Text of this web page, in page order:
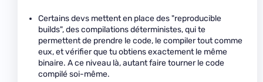
Certains devs mettent en place des "reproducible
builds", des compilations déterministes, qui te
permettent de prendre le code, le compiler tout comme
eux, et vérifier que tu obtiens exactement le même
binaire. A ce niveau là, autant faire tourner le code
compilé soi-même.